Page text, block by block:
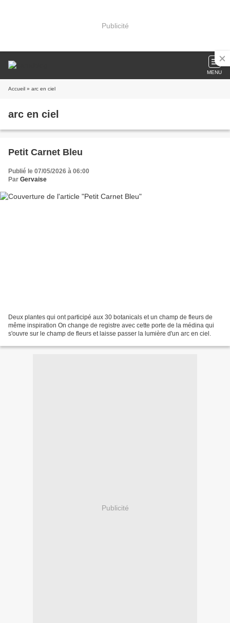
Publicité
MENU
Accueil » arc en ciel
arc en ciel
Petit Carnet Bleu
Publié le 07/05/2026 à 06:00
Par Gervaise
Deux plantes qui ont participé aux 30 botanicals et un champ de fleurs de
même inspiration On change de registre avec cette porte de la médina qui
s'ouvre sur le champ de fleurs et laisse passer la lumière d'un arc en ciel.
Publicité